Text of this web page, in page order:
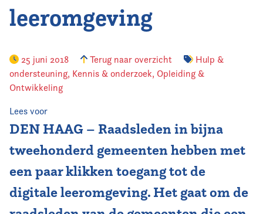
Opleiding
Vereniging
leeromgeving
25 juni 2018 Terug naar overzicht
Hulp &
ondersteuning, Kennis & onderzoek, Opleiding &
Ontwikkeling
Lees voor
DEN HAAG – Raadsleden in bijna
tweehonderd gemeenten hebben met
een paar klikken toegang tot de
digitale leeromgeving. Het gaat om de